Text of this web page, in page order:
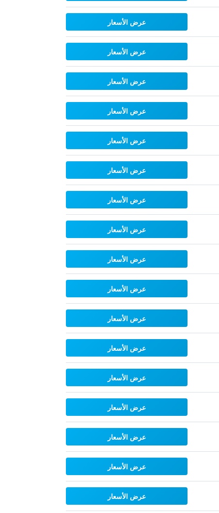
عرض الأسعار
عرض الأسعار
عرض الأسعار
عرض الأسعار
عرض الأسعار
عرض الأسعار
عرض الأسعار
عرض الأسعار
عرض الأسعار
عرض الأسعار
عرض الأسعار
عرض الأسعار
عرض الأسعار
عرض الأسعار
عرض الأسعار
عرض الأسعار
عرض الأسعار